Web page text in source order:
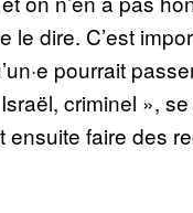
le dire. C’est
pourrait
criminel »,
ensuite faire des